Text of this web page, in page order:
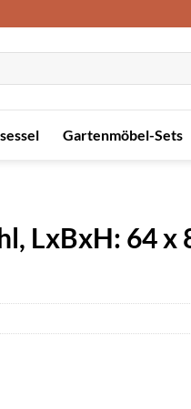
Gartenmöbel-Sets
LxBxH: 64 x